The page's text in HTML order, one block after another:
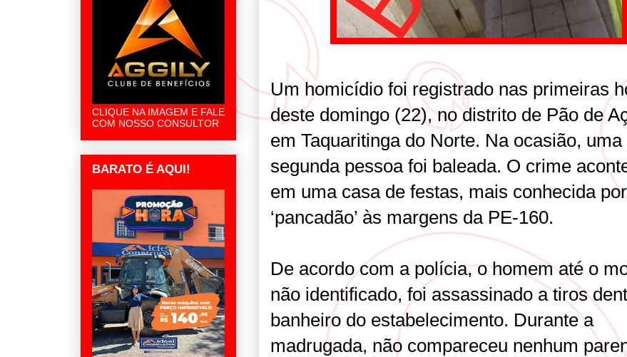
Um homicídio foi registrado nas primeiras
deste domingo (22), no distrito de Pão de
em Taquaritinga do Norte. Na ocasião, uma
segunda pessoa foi baleada. O crime
em uma casa de festas, mais conhecida
‘pancadão’ às margens da PE-160.
De acordo com a polícia, o homem até o
não identificado, foi assassinado a tiros
banheiro do estabelecimento. Durante a
madrugada, não compareceu nenhum
CLIQUE NA IMAGEM E FALE
COM NOSSO CONSULTOR
BARATO É AQUI!